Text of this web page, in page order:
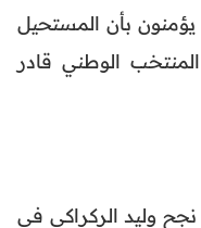
يؤمنون بأن المستحيل
الوطني قادر
نجح وليد الركراكي في